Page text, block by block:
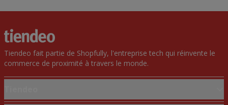
Tiendeo fait partie de Shopfully, l'entreprise tech qui réinvente le
commerce de proximité à travers le monde.